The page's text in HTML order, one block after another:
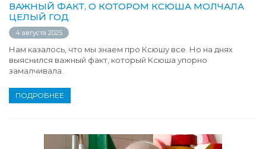
ВАЖНЫЙ ФАКТ, О КОТОРОМ КСЮША МОЛЧАЛА
ЦЕЛЫЙ ГОД
4 августа 2025
Нам казалось, что мы знаем про Ксюшу все. Но на днях
выяснился важный факт, который Ксюша упорно
замалчивала.
ПОДРОБНЕЕ